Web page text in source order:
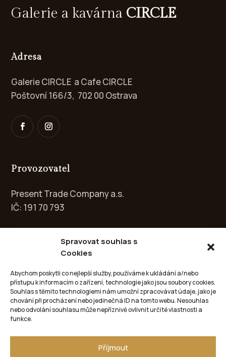
Spravovat souhlas s
Cookies
Abychom poskytli co nejlepší služby, používáme k ukládání a/nebo
přístupu k informacím o zařízení, technologie jako jsou soubory cookies.
Souhlas s těmito technologiemi nám umožní zpracovávat údaje, jako je
chování při procházení nebo jedinečná ID na tomto webu. Nesouhlas
nebo odvolání souhlasu může nepříznivě ovlivnit určité vlastnosti a
funkce.
Příjmout
Galerie a kavárna CIRCLE
Adresa
Galerie CIRCLE a Cafe CIRCLE
Poštovní 166/3, 702 00 Ostrava
Provozovatel
Present Trade Company a.s.
IČ: 191 70 793
info@circle-galery.cz
+420 702 051 502